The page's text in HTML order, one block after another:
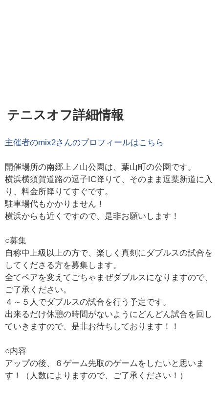
テニスオフ詳細情報
主催者のmix2さんのプロフィールはこちら
開催場所の南郷上ノ山公園は、葉山町の公園です。
横浜横須賀道路の逗子IC降りて、そのまま逗葉新道に入
り、料金所降りてすぐです。
駐車場代もかかりません！
横浜からも近くですので、是非お願いします！
○募集
自称中上級以上の方で、楽しく真剣にダブルスの試合を
してくださる方を募集します。
全てペアを変えてごちゃまぜダブルスになりますので、
ご了承ください。
４～５人でダブルスの試合を行う予定です。
出来るだけ休憩の時間がないようにどんどん試合を回し
ていきますので、是非お待ちしております！！
○内容
アップの後、６ゲーム先取のゲームをしたいと思いま
す！（人数によりますので、ご了承ください！）